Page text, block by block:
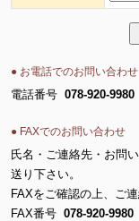
● お電話でのお問い合わせ
電話番号 078-920-9980
● FAXでのお問い合わせ
氏名・ご連絡先・お問
送り下さい。
FAXをご確認の上、ご
FAX番号 078-920-9980